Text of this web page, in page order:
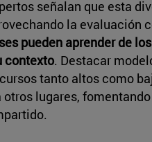
señalan que esta
la evaluación
pueden aprender de
contexto. Destacar
tanto altos como
lugares,